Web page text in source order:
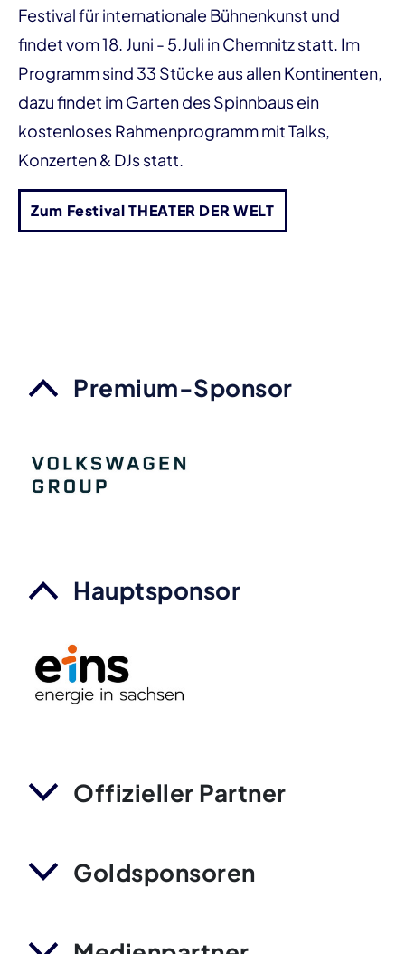
Festival für internationale Bühnenkunst und
findet vom 18. Juni - 5.Juli in Chemnitz statt. Im
Programm sind 33 Stücke aus allen Kontinenten,
dazu findet im Garten des Spinnbaus ein
kostenloses Rahmenprogramm mit Talks,
Konzerten & DJs statt.
Zum Festival THEATER DER WELT
Premium-Sponsor
Hauptsponsor
Offizieller Partner
Goldsponsoren